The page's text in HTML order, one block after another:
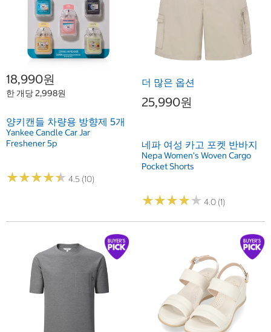
18,990원
한 개당 2,998원
양키캔들 차량용 방향제 5개
Yankee Candle Car Jar
Freshener 5p
★★★★★
★★★★★ 4.5 (10)
더 많은 옵션
25,990원
네파 여성 카고 포켓 반바지
Nepa Women's Woven Cargo
Pocket Shorts
★★★★★
★★★★★ 4.0 (1)